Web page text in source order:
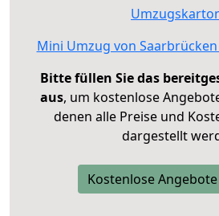
Mini Umzug von
Bitte füllen Sie das
aus, um kostenlose
denen alle Preise und
dargestellt
Kostenlose